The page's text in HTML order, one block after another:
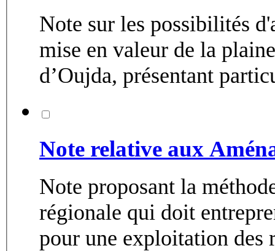
Note sur les possibilités
mise en valeur de la
d’Oujda, présentant
Note relative aux
Note proposant la
régionale qui doit
pour une exploitation des